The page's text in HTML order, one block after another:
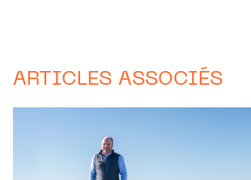
ARTICLES ASSOCIÉS